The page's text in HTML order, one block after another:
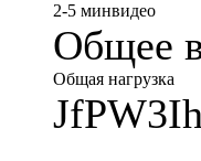
2-5 минвидео
Общее
Общая нагрузка